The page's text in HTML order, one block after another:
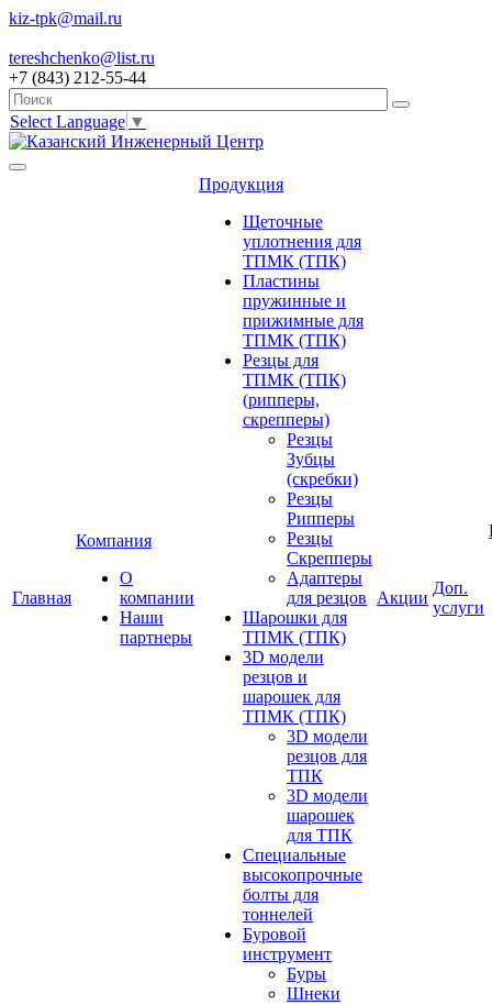
kiz-tpk@mail.ru
tereshchenko@list.ru
+7 (843) 212-55-44
Select Language ▼
Главная
Компания
О
компании
Наши
партнеры
Продукция
Щеточные
уплотнения для
ТПМК (ТПК)
Пластины
пружинные и
прижимные для
ТПМК (ТПК)
Резцы для
ТПМК (ТПК)
(рипперы,
скрепперы)
Резцы
Зубцы
(скребки)
Резцы
Рипперы
Резцы
Скрепперы
Адаптеры
для резцов
Шарошки для
ТПМК (ТПК)
3D модели
резцов и
шарошек для
ТПМК (ТПК)
3D модели
резцов для
ТПК
3D модели
шарошек
для ТПК
Специальные
высокопрочные
болты для
тоннелей
Буровой
инструмент
Буры
Шнеки
Акции
Доп.
услуги